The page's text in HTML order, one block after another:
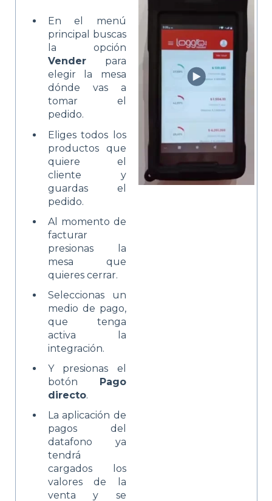
En el menú
principal buscas
la opción
Vender para
elegir la mesa
dónde vas a
tomar el
pedido.
Eliges todos los
productos que
quiere el
cliente y
guardas el
pedido.
Al momento de
facturar
presionas la
mesa que
quieres cerrar.
Seleccionas un
medio de pago,
que tenga
activa la
integración.
Y presionas el
botón Pago
directo.
La aplicación de
pagos del
datafono ya
tendrá
cargados los
valores de la
venta y se